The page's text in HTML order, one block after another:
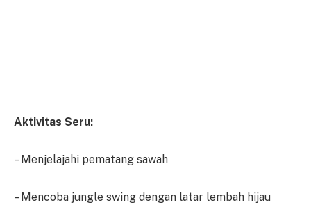
Aktivitas Seru:
– Menjelajahi pematang sawah
– Mencoba jungle swing dengan latar lembah hijau